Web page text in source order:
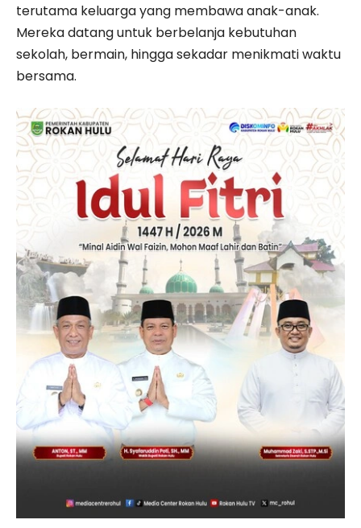
terutama keluarga yang membawa anak-anak.
Mereka datang untuk berbelanja kebutuhan
sekolah, bermain, hingga sekadar menikmati waktu
bersama.